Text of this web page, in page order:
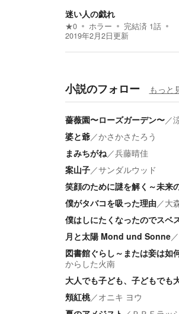
迷い人の戯れ
★0 ホラー 完結済 1話
2019年2月2日更新
小説のフォロー もっと
薔薇園〜ローズガーデン〜／
婆と爺／かさかさたろう
まみちがね／兵藤晴佳
案山子／サンダルウッド
笑顔のために謎を解く～未来
僕がタバコを吸った理由／大
僕はしにたくなったのでスベ
月と太陽 Mond und Sonne／
図書館ぐらし～または妾は如
からした火南
大人でも子ども、子どもでも
頬紅桃／オニキ ヨウ